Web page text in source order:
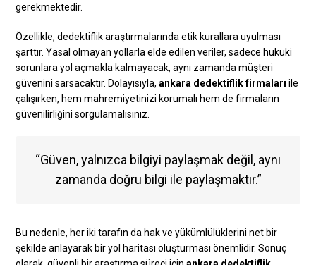
gerekmektedir.
Özellikle, dedektiflik araştırmalarında etik kurallara uyulması
şarttır. Yasal olmayan yollarla elde edilen veriler, sadece hukuki
sorunlara yol açmakla kalmayacak, aynı zamanda müşteri
güvenini sarsacaktır. Dolayısıyla,ankara dedektiflik firmaları ile
çalışırken, hem mahremiyetinizi korumalı hem de firmaların
güvenilirliğini sorgulamalısınız.
“Güven, yalnızca bilgiyi paylaşmak değil, aynı
zamanda doğru bilgi ile paylaşmaktır.”
Bu nedenle, her iki tarafın da hak ve yükümlülüklerini net bir
şekilde anlayarak bir yol haritası oluşturması önemlidir. Sonuç